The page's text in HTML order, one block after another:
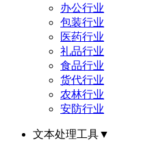
办公行业
包装行业
医药行业
礼品行业
食品行业
货代行业
农林行业
安防行业
文本处理工具▼